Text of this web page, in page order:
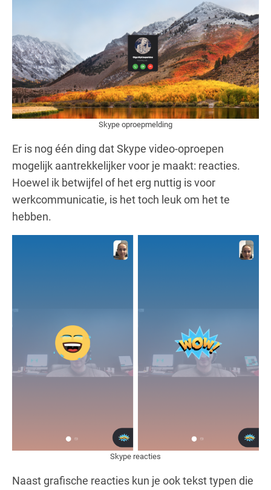
Skype oproepmelding
Er is nog één ding dat Skype video-oproepen
mogelijk aantrekkelijker voor je maakt: reacties.
Hoewel ik betwijfel of het erg nuttig is voor
werkcommunicatie, is het toch leuk om het te
hebben.
Skype reacties
Naast grafische reacties kun je ook tekst typen die